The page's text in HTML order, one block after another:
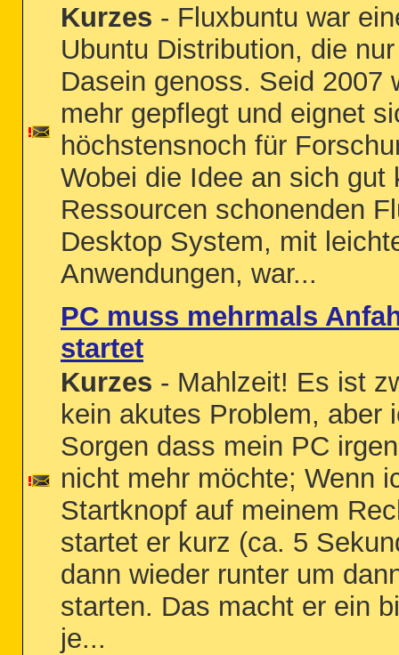
Kurzes - Fluxbuntu war
Ubuntu Distribution, die
Dasein genoss. Seid 2007
mehr gepflegt und eignet
höchstensnoch für
Wobei die Idee an sich gut
Ressourcen schonenden
Desktop System, mit
Anwendungen, war...
PC muss mehrmals
startet
Kurzes - Mahlzeit! Es ist
kein akutes Problem, aber
Sorgen dass mein PC
nicht mehr möchte; Wenn
Startknopf auf meinem
startet er kurz (ca. 5
dann wieder runter um
starten. Das macht er ein
je...